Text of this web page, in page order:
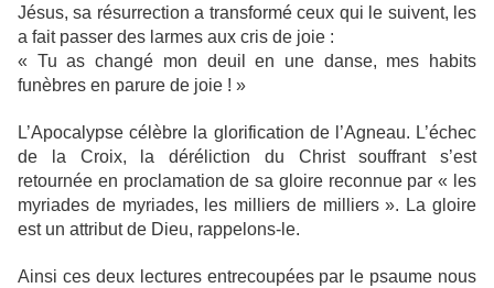
Jésus, sa résurrection a transformé ceux qui le suivent, les
a fait passer des larmes aux cris de joie :
« Tu as changé mon deuil en une danse, mes habits
funèbres en parure de joie ! »
L’Apocalypse célèbre la glorification de l’Agneau. L’échec
de la Croix, la déréliction du Christ souffrant s’est
retournée en proclamation de sa gloire reconnue par « les
myriades de myriades, les milliers de milliers ». La gloire
est un attribut de Dieu, rappelons-le.
Ainsi ces deux lectures entrecoupées par le psaume nous